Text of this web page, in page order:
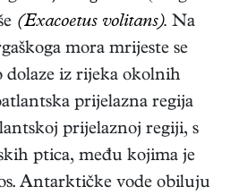
(Exacoetus volitans). Na
mora mrijeste se
dolaze iz rijeka okolnih
prijelazna regija
prijelaznoj regiji, s
ptica, među kojima je
Antarktičke vode obiluju